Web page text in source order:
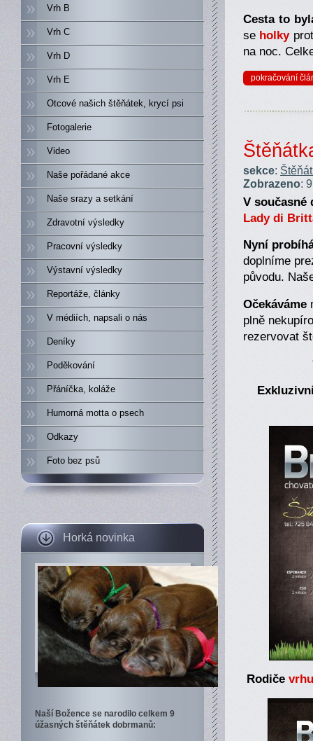
Vrh B
Vrh C
Vrh D
Vrh E
Otcové našich štěňátek, krycí psi
Fotogalerie
Video
Naše pořádané akce
Naše srazy a setkání
Zdravotní výsledky
Pracovní výsledky
Výstavní výsledky
Reportáže, články
V médiích, napsali o nás
Deníky
Poděkování
Přáníčka, koláže
Humorná motta o psech
Odkazy
Foto bez psů
Horká novinka
Naší Božence se narodilo celkem 9
úžasných štěňátek dobrmanů:
Cesta to
se holky
na noc.
pokračování
sekce:
Zobrazeno:
V současné
Lady di
Nyní
doplníme
původu.
Očekáváme
plně
rezervovat
Rodiče